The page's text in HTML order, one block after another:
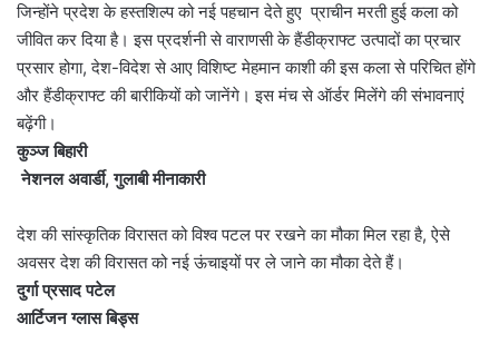
जिन्होंने प्रदेश के हस्तशिल्प को नई पहचान देते हुए प्राचीन मरती हुई कला को
जीवित कर दिया है। इस प्रदर्शनी से वाराणसी के हैंडीक्राफ्ट उत्पादों का प्रचार
प्रसार होगा, देश-विदेश से आए विशिष्ट मेहमान काशी की इस कला से परिचित होंगे
और हैंडीक्राफ्ट की बारीकियों को जानेंगे। इस मंच से ऑर्डर मिलेंगे की संभावनाएं
बढ़ेंगी।
कुञ्ज बिहारी
नेशनल अवार्डी, गुलाबी मीनाकारी
देश की सांस्कृतिक विरासत को विश्व पटल पर रखने का मौका मिल रहा है, ऐसे
अवसर देश की विरासत को नई ऊंचाइयों पर ले जाने का मौका देते हैं।
दुर्गा प्रसाद पटेल
आर्टिजन ग्लास बिड्स